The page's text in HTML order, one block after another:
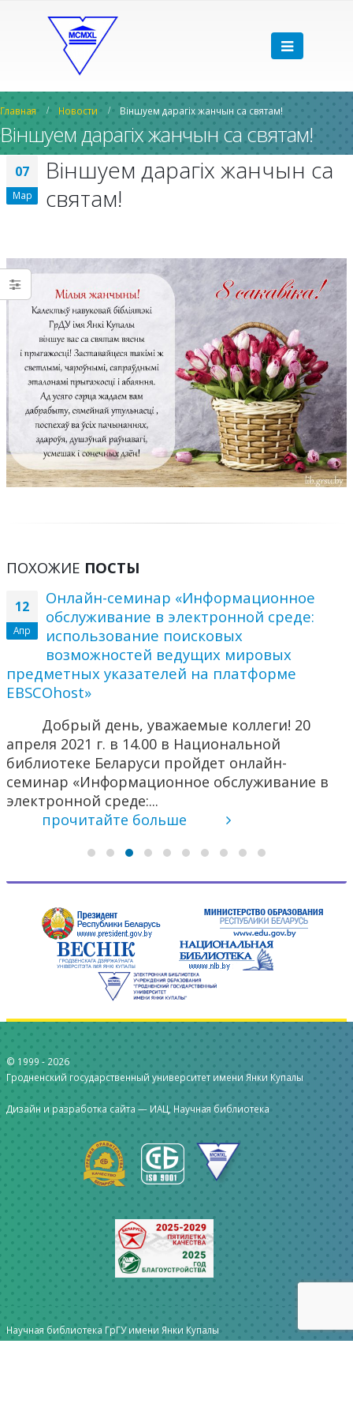
Главная Новости Віншуем дарагіх жанчын са святам!
Віншуем дарагіх жанчын са святам!
07
Мар
Віншуем дарагіх жанчын са
святам!
ПОХОЖИЕ ПОСТЫ
12
Апр
Онлайн-семинар «Информационное
обслуживание в электронной среде:
использование поисковых
возможностей ведущих мировых
предметных указателей на платформе
EBSCOhost»
Добрый день, уважаемые коллеги! 20
апреля 2021 г. в 14.00 в Национальной
библиотеке Беларуси пройдет онлайн-
семинар «Информационное обслуживание в
электронной среде:...
прочитайте больше
© 1999 - 2026
Гродненский государственный университет имени Янки Купалы
Дизайн и разработка сайта — ИАЦ, Научная библиотека
Научная библиотека ГрГУ имени Янки Купалы